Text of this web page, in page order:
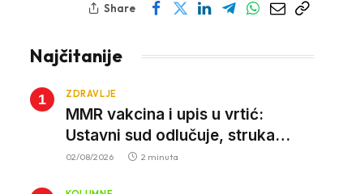
Share
Najčitanije
ZDRAVLJE
MMR vakcina i upis u vrtić:
Ustavni sud odlučuje, struka
poziva roditelje da vjeruju nauci
02/08/2026 2 minuta